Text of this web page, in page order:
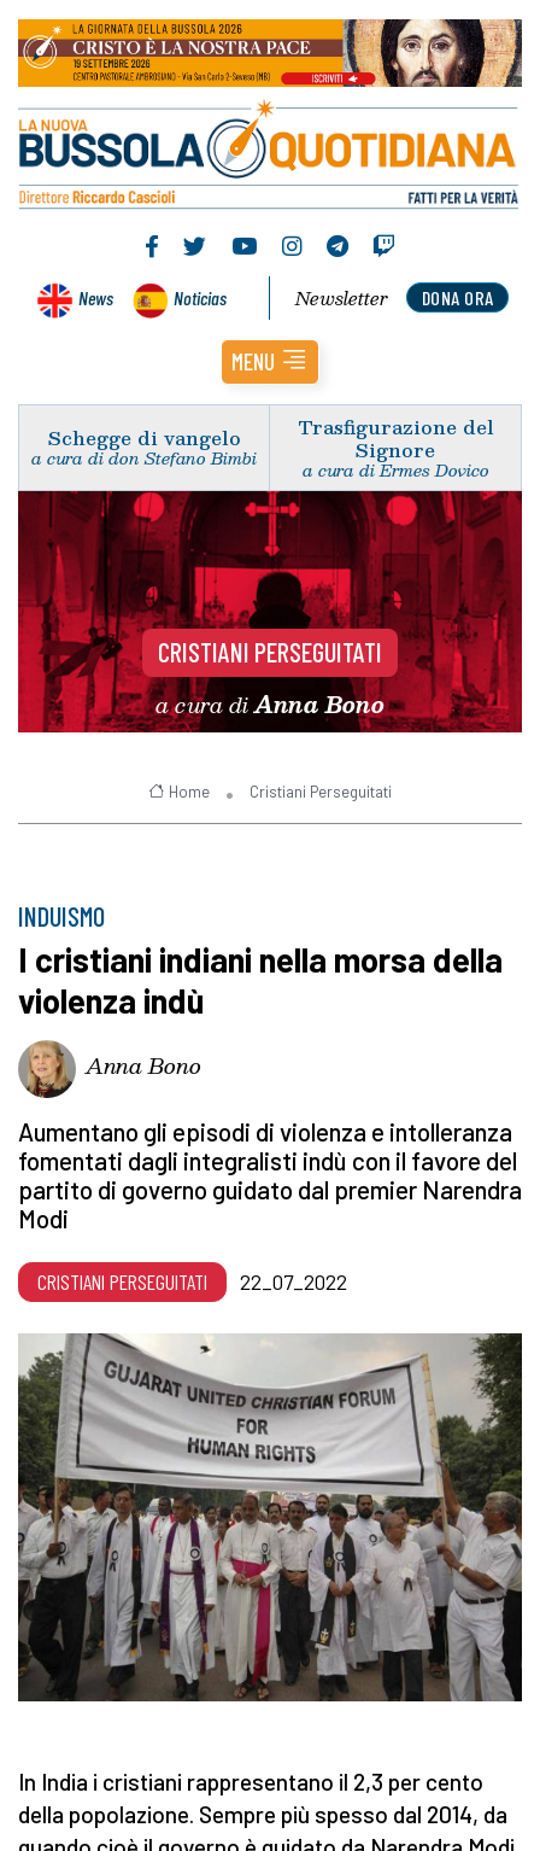
News Noticias DONA ORA
Newsletter
MENU
Schegge di vangelo
a cura di don Stefano Bimbi
Trasfigurazione del
Signore
a cura di Ermes Dovico
CRISTIANI PERSEGUITATI
a cura diAnna Bono
Home Cristiani Perseguitati
INDUISMO
I cristiani indiani nella morsa della
violenza indù
Anna Bono
Aumentano gli episodi di violenza e intolleranza
fomentati dagli integralisti indù con il favore del
partito di governo guidato dal premier Narendra
Modi
CRISTIANI PERSEGUITATI 22_07_2022
In India i cristiani rappresentano il 2,3 per cento
della popolazione. Sempre più spesso dal 2014, da